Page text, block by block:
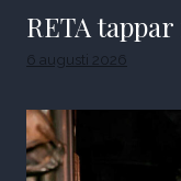
RETA
6 augusti 2026